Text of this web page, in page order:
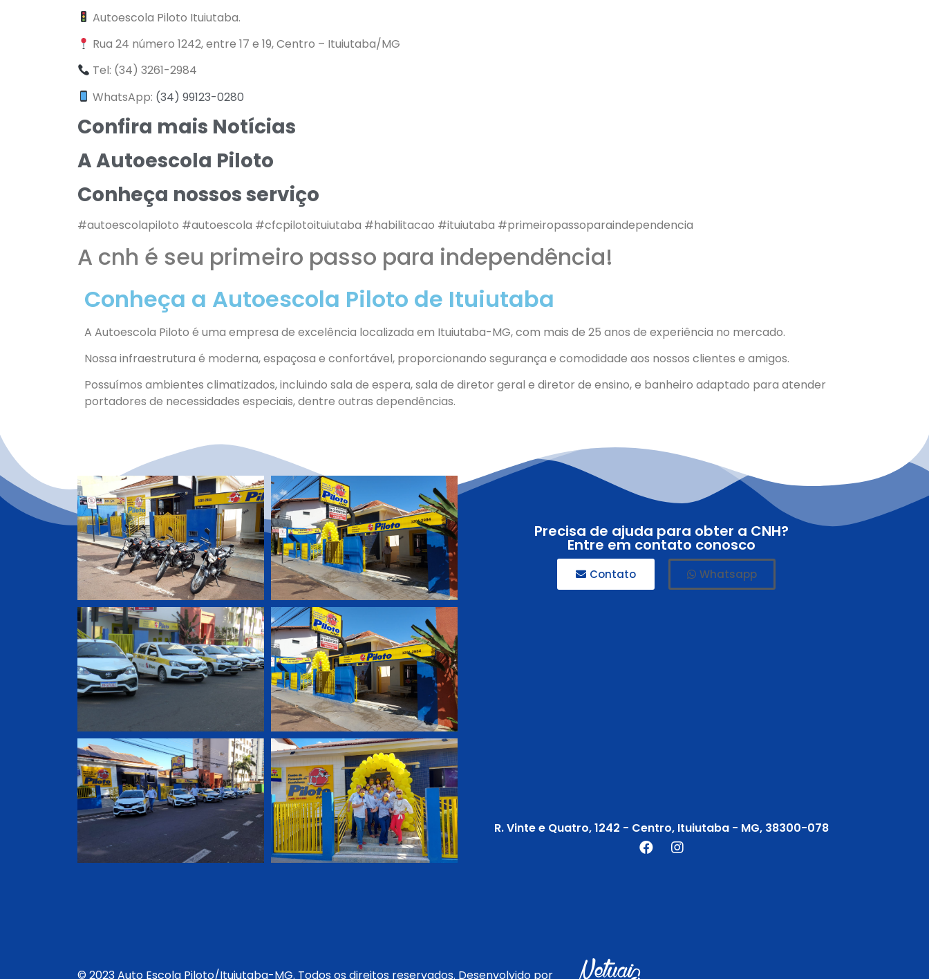
Autoescola Piloto Ituiutaba.
Rua 24 número 1242, entre 17 e 19, Centro – Ituiutaba/MG
Tel: (34) 3261-2984
WhatsApp: (34) 99123-0280
Confira mais Notícias
A Autoescola Piloto
Conheça nossos serviço
#autoescolapiloto #autoescola #cfcpilotoituiutaba #habilitacao #ituiutaba #primeiropassoparaindependencia
A cnh é seu primeiro passo para independência!
Conheça a Autoescola Piloto de Ituiutaba
A Autoescola Piloto é uma empresa de excelência localizada em Ituiutaba-MG, com mais de 25 anos de experiência no mercado.
Nossa infraestrutura é moderna, espaçosa e confortável, proporcionando segurança e comodidade aos nossos clientes e amigos.
Possuímos ambientes climatizados, incluindo sala de espera, sala de diretor geral e diretor de ensino, e banheiro adaptado para atender
portadores de necessidades especiais, dentre outras dependências.
Precisa de ajuda para obter a CNH?
Entre em contato conosco
Contato Whatsapp
R. Vinte e Quatro, 1242 - Centro, Ituiutaba - MG, 38300-078
© 2023 Auto Escola Piloto/Ituiutaba-MG. Todos os direitos reservados. Desenvolvido por